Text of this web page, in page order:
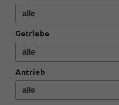
Getriebe
Antrieb